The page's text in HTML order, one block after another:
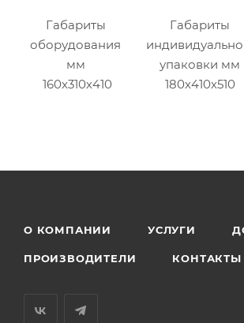
Габариты
оборудования
мм
Габариты
упаковки мм
160х310х410
180х410х510
О КОМПАНИИ УСЛУГИ
ПРОИЗВОДИТЕЛИ КОНТАКТЫ